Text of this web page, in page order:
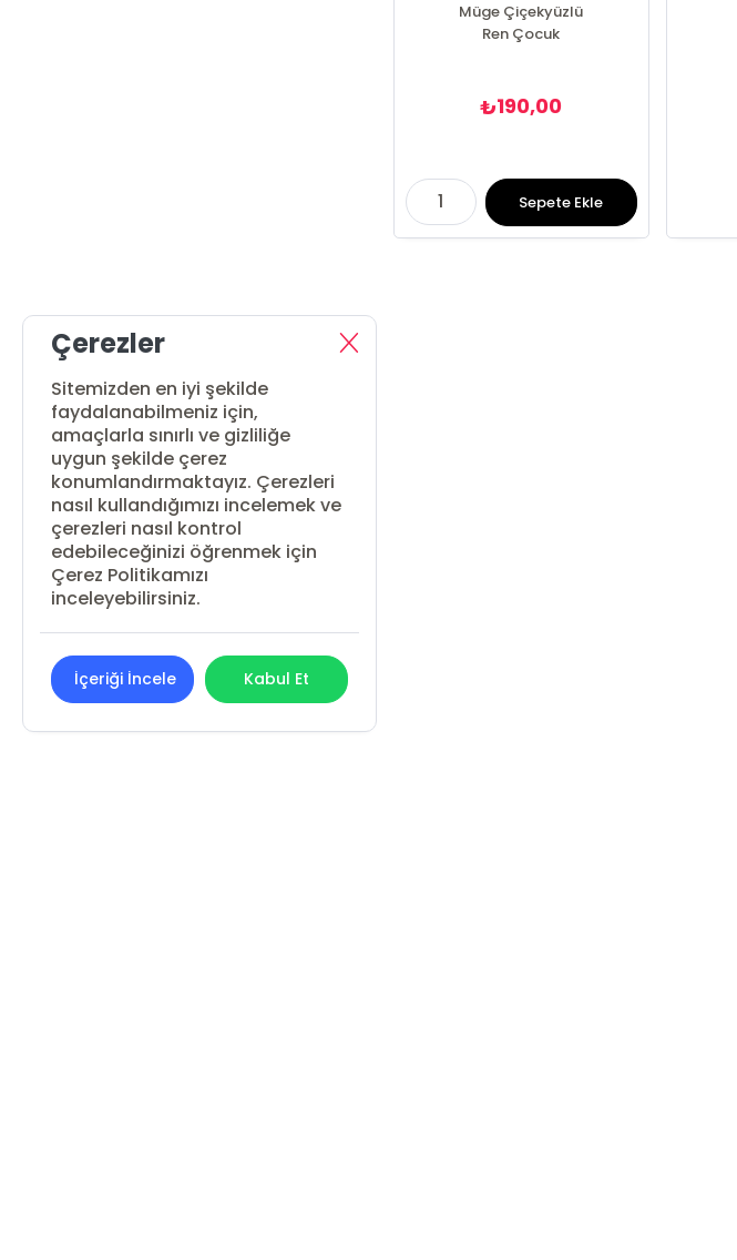
Müge Çiçekyüzlü
Ren Çocuk
₺190,00
Sepete Ekle
Çerezler
Sitemizden en iyi şekilde
faydalanabilmeniz için,
amaçlarla sınırlı ve gizliliğe
uygun şekilde çerez
konumlandırmaktayız. Çerezleri
nasıl kullandığımızı incelemek ve
çerezleri nasıl kontrol
edebileceğinizi öğrenmek için
Çerez Politikamızı
inceleyebilirsiniz.
İçeriği İncele Kabul Et